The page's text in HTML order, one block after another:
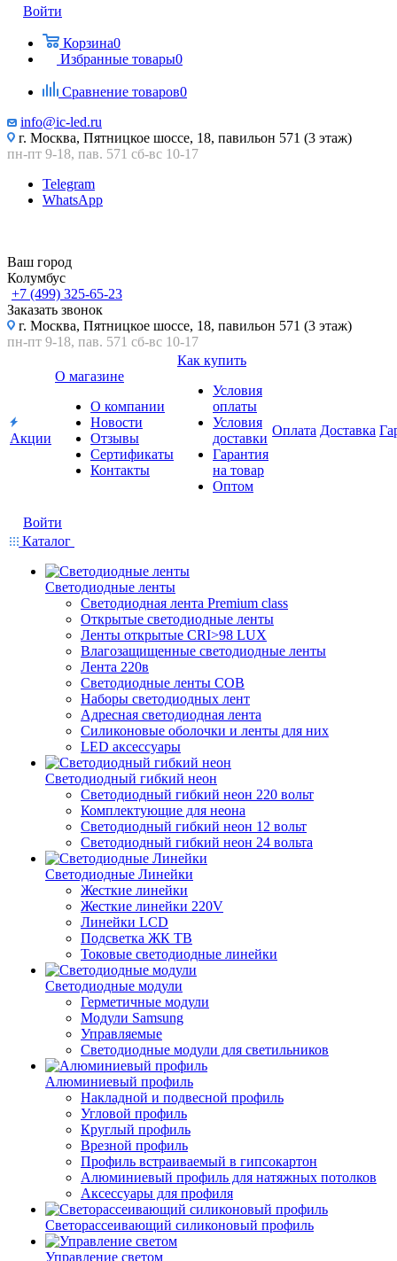
Войти
Корзина0
Избранные товары0
Сравнение товаров0
info@ic-led.ru
г. Москва, Пятницкое шоссе, 18, павильон 571 (3 этаж)
пн-пт 9-18, пав. 571 сб-вс 10-17
Telegram
WhatsApp
Ваш город
Колумбус
+7 (499) 325-65-23
Заказать звонок
г. Москва, Пятницкое шоссе, 18, павильон 571 (3 этаж)
пн-пт 9-18, пав. 571 сб-вс 10-17
Акции
О магазине
О компании
Новости
Отзывы
Сертификаты
Контакты
Как купить
Условия
оплаты
Условия
доставки
Гарантия
на товар
Оптом
Оплата Доставка
Войти
Каталог
Светодиодные ленты
Светодиодная лента Premium class
Открытые светодиодные ленты
Ленты открытые CRI>98 LUX
Влагозащищенные светодиодные ленты
Лента 220в
Светодиодные ленты COB
Наборы светодиодных лент
Адресная светодиодная лента
Силиконовые оболочки и ленты для них
LED аксессуары
Светодиодный гибкий неон
Светодиодный гибкий неон 220 вольт
Комплектующие для неона
Светодиодный гибкий неон 12 вольт
Светодиодный гибкий неон 24 вольта
Светодиодные Линейки
Жесткие линейки
Жесткие линейки 220V
Линейки LCD
Подсветка ЖК ТВ
Токовые светодиодные линейки
Светодиодные модули
Герметичные модули
Модули Samsung
Управляемые
Светодиодные модули для светильников
Алюминиевый профиль
Накладной и подвесной профиль
Угловой профиль
Круглый профиль
Врезной профиль
Профиль встраиваемый в гипсокартон
Алюминиевый профиль для натяжных потолков
Аксессуары для профиля
Светорассеивающий силиконовый профиль
Управление светом